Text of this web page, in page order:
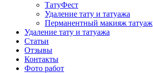
ТатуФест
Удаление тату и татуажа
Перманентный макияж татуаж
Удаление тату и татуажа
Статьи
Отзывы
Контакты
Фото работ